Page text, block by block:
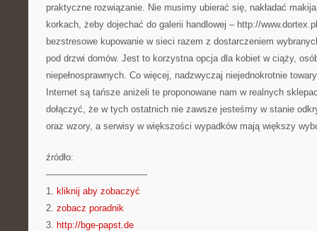
praktyczne rozwiązanie. Nie musimy ubierać się, nakładać
korkach, żeby dojechać do galerii handlowej – http://
bezstresowe kupowanie w sieci razem z dostarczeniem
pod drzwi domów. Jest to korzystna opcja dla kobiet w ciąży,
niepełnosprawnych. Co więcej, nadzwyczaj niejednokrotnie
Internet są tańsze aniżeli te proponowane nam w realnych
dołączyć, że w tych ostatnich nie zawsze jesteśmy w stanie
oraz wzory, a serwisy w większości wypadków mają większy
źródło:
———————————
1. kliknij aby zobaczyć
2. zobacz poradnik
3. http://bge-papst.de